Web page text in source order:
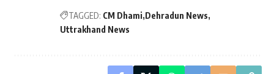
TAGGED: CM Dhami Dehradun News
Uttrakhand News